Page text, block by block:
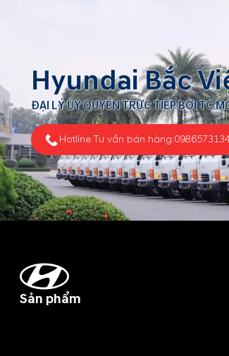
Hyundai Bắc
ĐẠI LÝ ỦY QUYỀN TRỰC TIẾP BỞI TC
Hotline Tư vấn bán hàng:
Sản phẩm